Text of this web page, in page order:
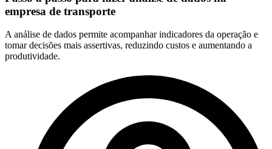
empresa de transporte
A análise de dados permite acompanhar indicadores da operação e
tomar decisões mais assertivas, reduzindo custos e aumentando a
produtividade.